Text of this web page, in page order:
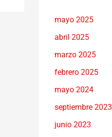
mayo 2025
abril 2025
marzo 2025
febrero 2025
mayo 2024
septiembre 2023
junio 2023